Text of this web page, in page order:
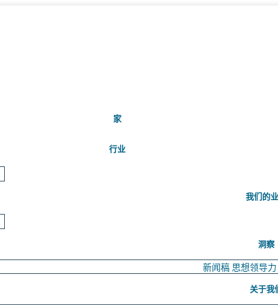
家(当前的)
行业
我们的
洞察
新闻稿 思想领导力
关于我